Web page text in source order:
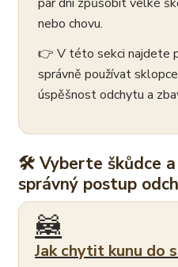
nebo chovu.
👉 V této sekci najdete
správně používat
úspěšnost odchytu a
🛠 Vyberte škůdce a
správný postup
🦝
Jak chytit kunu do